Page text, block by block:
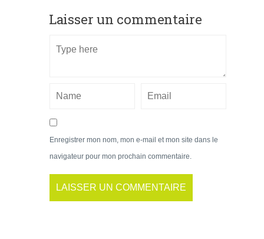
Laisser un commentaire
Enregistrer mon nom, mon e-mail et mon site dans le
navigateur pour mon prochain commentaire.